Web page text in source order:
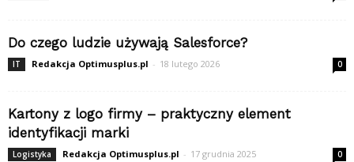
Do czego ludzie używają Salesforce?
IT Redakcja Optimusplus.pl - 18 lutego 2026 0
Kartony z logo firmy – praktyczny element
identyfikacji marki
Logistyka Redakcja Optimusplus.pl - 17 grudnia 2025 0